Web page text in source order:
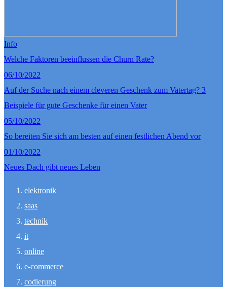
Info
Welche Faktoren beeinflussen die Churn Rate?
06/10/2022
Auf der Suche nach einem cleveren Geschenk zum Vatertag? 3
Beispiele für gute Geschenke für einen Vater
05/10/2022
So bereiten Sie sich am besten auf einen festlichen Abend vor
01/10/2022
Neues Dach gibt neues Leben
elektronik
saas
technik
it
online
e-commerce
codierung